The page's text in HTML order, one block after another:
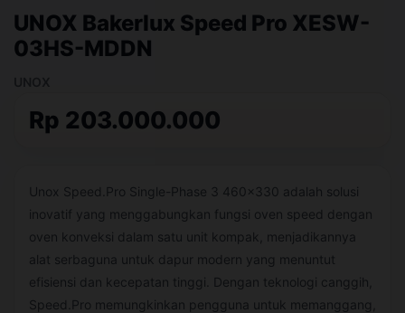
UNOX Bakerlux Speed Pro XESW-
03HS-MDDN
Rp 203.000.000
Unox Speed.Pro Single-Phase 3 460x330 adalah solusi
inovatif yang menggabungkan fungsi oven speed dengan
oven konveksi dalam satu unit kompak, menjadikannya
alat serbaguna untuk dapur modern yang menuntut
efisiensi dan kecepatan tinggi. Dengan teknologi canggih,
Speed.Pro memungkinkan pengguna untuk memanggang,